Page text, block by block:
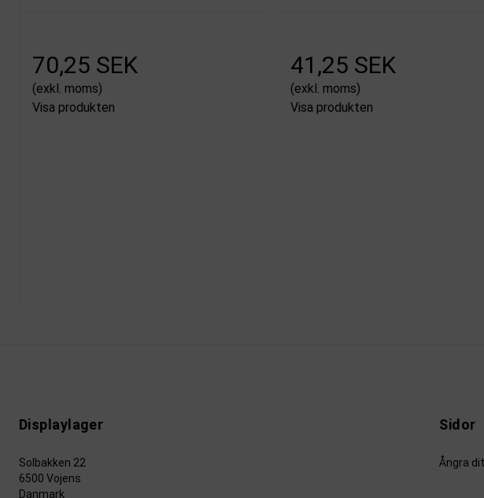
70,25 SEK
(exkl. moms)
Visa produkten
41,25 SEK
(exkl. moms)
Visa produkten
Displaylager
Solbakken 22
6500 Vojens
Danmark
Sidor
Ångra